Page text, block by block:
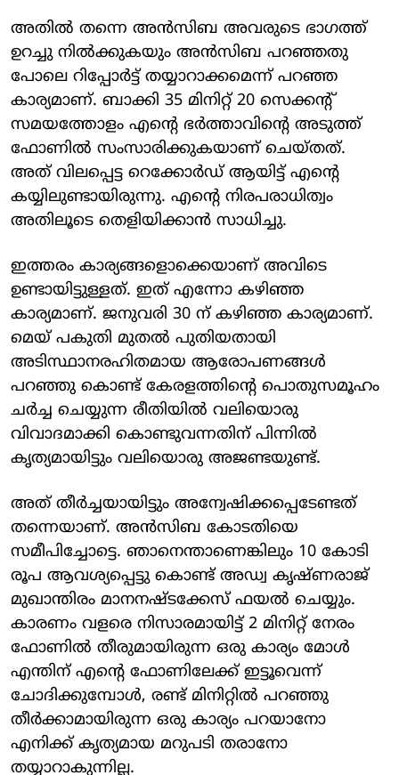
അതിൽ തന്നെ അൻസിബ അവരുടെ ഭാ​ഗത്ത്
ഉറച്ചു നിൽക്കുകയും അൻസിബ പറഞ്ഞതു
പോലെ റിപ്പോർട്ട് തയ്യാറാക്കമെന്ന് പറഞ്ഞ
കാര്യമാണ്. ബാക്കി 35 മിനിറ്റ് 20 സെക്കന്റ്
സമയത്തോളം എന്റെ ഭർത്താവിന്റെ അടുത്ത്
ഫോണിൽ സംസാരിക്കുകയാണ് ചെയ്തത്.
അത് വിലപ്പെട്ട റെക്കോർഡ് ആയിട്ട് എന്റെ
കയ്യിലുണ്ടായിരുന്നു. എന്റെ നിരപരാധിത്വം
അതിലൂടെ തെളിയിക്കാൻ സാധിച്ചു.
ഇത്തരം കാര്യങ്ങളൊക്കെയാണ് അവിടെ
ഉണ്ടായിട്ടുള്ളത്. ഇത് എന്നോ കഴിഞ്ഞ
കാര്യമാണ്. ജനുവരി 30 ന് കഴിഞ്ഞ കാര്യമാണ്.
മെയ് പകുതി മുതൽ പുതിയതായി
അടിസ്ഥാനരഹിതമായ ആരോപണങ്ങൾ
പറഞ്ഞു കൊണ്ട് കേരളത്തിന്റെ പൊതുസമൂഹം
ചർച്ച ചെയ്യുന്ന രീതിയിൽ വലിയൊരു
വിവാദമാക്കി കൊണ്ടുവന്നതിന് പിന്നിൽ
കൃത്യമായിട്ടും വലിയൊരു അജണ്ടയുണ്ട്.
അത് തീർച്ചയായിട്ടും അന്വേഷിക്കപ്പെടേണ്ടത്
തന്നെയാണ്. അൻസിബ കോടതിയെ
സമീപിച്ചോട്ടെ. ഞാനെന്താണെങ്കിലും 10 കോടി
രൂപ ആവശ്യപ്പെട്ടു കൊണ്ട് അഡ്വ കൃഷ്ണരാജ്
മുഖാന്തിരം മാനനഷ്ടക്കേസ് ഫയൽ ചെയ്യും.
കാരണം വളരെ നിസാരമായിട്ട് 2 മിനിറ്റ് നേരം
ഫോണിൽ തീരുമായിരുന്ന ഒരു കാര്യം മോൾ
എന്തിന് എന്റെ ഫോണിലേക്ക് ഇട്ടൂവെന്ന്
ചോദിക്കുമ്പോൾ, രണ്ട് മിനിറ്റിൽ പറഞ്ഞു
തീർക്കാമായിരുന്ന ഒരു കാര്യം പറയാനോ
എനിക്ക് കൃത്യമായ മറുപടി തരാനോ
തയ്യാറാകുന്നില്ല.